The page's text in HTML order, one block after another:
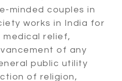
minded couples in
works in India for
relief,
of any
public utility
of religion,